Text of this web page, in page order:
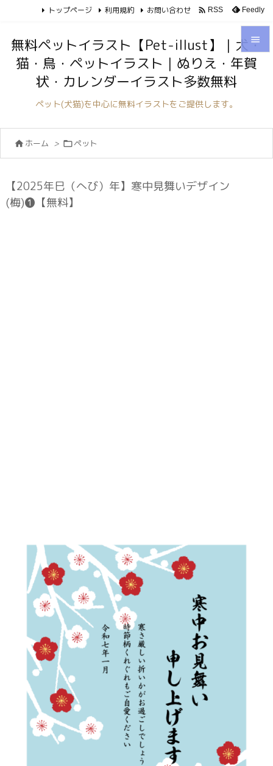



トップページ 利用規約 お問い合わせ  RSS Feedly
無料ペットイラスト【Pet-illust】｜犬・
猫・鳥・ペットイラスト｜ぬりえ・年賀
状・カレンダーイラスト多数無料
ペット(犬猫)を中心に無料イラストをご提供します。
 ホーム > ペット
【2025年巳（へび）年】寒中見舞いデザイン
(梅)❶【無料】